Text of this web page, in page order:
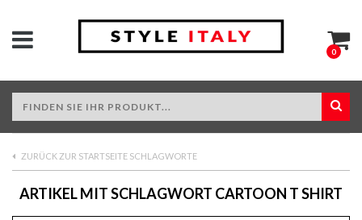
0
ZURÜCK ZUR STARTSEITE SCHLAGWORTE
ARTIKEL MIT SCHLAGWORT CARTOON T SHIRT